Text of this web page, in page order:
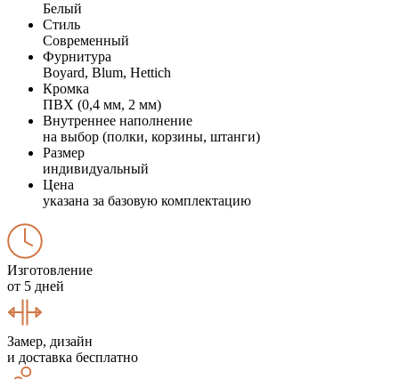
Белый
Стиль
Современный
Фурнитура
Boyard, Blum, Hettich
Кромка
ПВХ (0,4 мм, 2 мм)
Внутреннее наполнение
на выбор (полки, корзины, штанги)
Размер
индивидуальный
Цена
указана за базовую комплектацию
Изготовление
от 5 дней
Замер, дизайн
и доставка бесплатно